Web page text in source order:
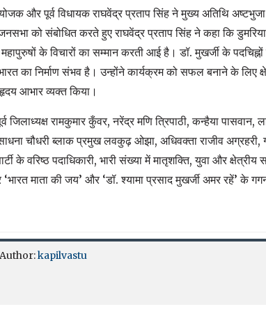
और पूर्व विधायक राघवेंद्र प्रताप सिंह ने मुख्य अतिथि
को संबोधित करते हुए राघवेंद्र प्रताप सिंह ने कहा कि
के विचारों का सम्मान करती आई है। डॉ. मुखर्जी के
का निर्माण संभव है। उन्होंने कार्यक्रम को सफल बनाने के लिए
आभार व्यक्त किया।
जिलाध्यक्ष रामकुमार कुँवर, नरेंद्र मणि त्रिपाठी, कन्हैया पासवान,
चौधरी ब्लाक प्रमुख लवकुढ़ ओझा, अधिवक्ता राजीव
के वरिष्ठ पदाधिकारी, भारी संख्या में मातृशक्ति, युवा और
माता की जय’ और ‘डॉ. श्यामा प्रसाद मुखर्जी अमर रहें’ के
Author:kapilvastu